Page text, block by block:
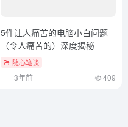
5件让人痛苦的电脑小白问题
（令人痛苦的）深度揭秘
随心笔谈
3年前 409